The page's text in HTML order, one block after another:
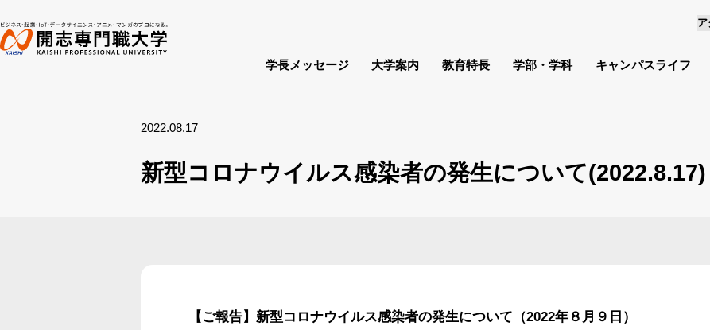
ア
学長メッセージ 大学案内 教育特長 学部・学科 キャンパスライフ
2022.08.17
新型コロナウイルス感染者の発生について(2022.8.17)
【ご報告】新型コロナウイルス感染者の発生について（2022年８月９日）